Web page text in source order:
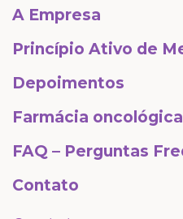
A Empresa
Princípio Ativo de
Depoimentos
Farmácia
FAQ – Perguntas
Contato